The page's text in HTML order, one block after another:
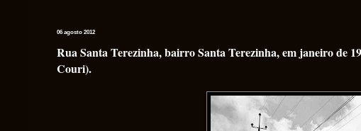
06 agosto 2012
Rua Santa Terezinha, bairro Santa Terezinha, em janeiro de
Couri).